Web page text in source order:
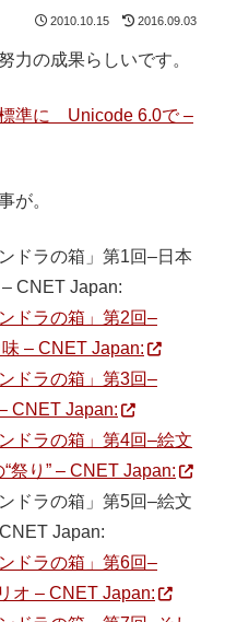
2010.10.15 2016.09.03
力の成果らしいです。
準に Unicode 6.0で –
が。
ドラの箱」第1回–日本
CNET Japan:
ドラの箱」第2回–
– CNET Japan:
ドラの箱」第3回–
CNET Japan:
ドラの箱」第4回–絵文
祭り” – CNET Japan:
ドラの箱」第5回–絵文
Japan:
ドラの箱」第6回–
オ – CNET Japan: